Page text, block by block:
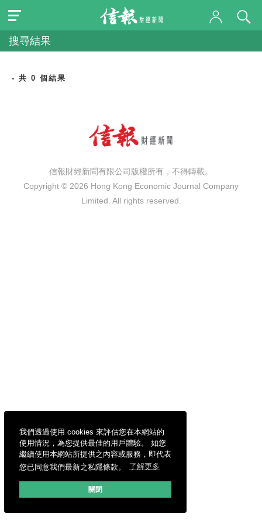
我們透過使用 cookies 來評估您在本網站的
使用情況，為您提供最佳的用戶體驗。 如您
繼續使用本網站所提供之內容或服務，即代表
您已同意我們最新之私隱條款。
了解更多
關閉
搜尋結果
- 共 0 個結果
信報財經新聞有限公司版權所有，不得轉載。
Copyright © 2026 Hong Kong Economic Journal Company
Limited. All rights reserved.